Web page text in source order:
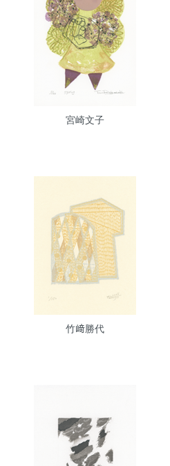
宮崎文子
竹﨑勝代